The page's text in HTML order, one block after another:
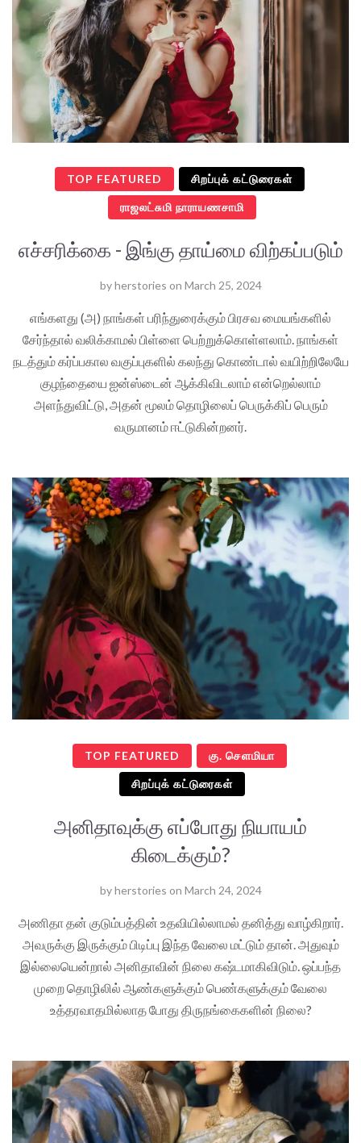
TOP FEATURED சிறப்புக் கட்டுரைகள்
ராஜலட்சுமி நாராயணசாமி
எச்சரிக்கை - இங்கு தாய்மை விற்கப்படும்
byherstories on March 25, 2024
எங்களது (அ) நாங்கள் பரிந்துரைக்கும் பிரசவ மையங்களில்
சேர்ந்தால் வலிக்காமல் பிள்ளை பெற்றுக்கொள்ளலாம். நாங்கள்
நடத்தும் கர்ப்பகால வகுப்புகளில் கலந்து கொண்டால் வயிற்றிலேயே
குழந்தையை ஐன்ஸ்டைன் ஆக்கிவிடலாம் என்றெல்லாம்
அளந்துவிட்டு, அதன் மூலம் தொழிலைப் பெருக்கிப் பெரும்
வருமானம் ஈட்டுகின்றனர்.
TOP FEATURED கு. செளமியா
சிறப்புக் கட்டுரைகள்
அனிதாவுக்கு எப்போது நியாயம்
கிடைக்கும்?
byherstories on March 24, 2024
அணிதா தன் குடும்பத்தின் உதவியில்லாமல் தனித்து வாழ்கிறார்.
அவருக்கு இருக்கும் பிடிப்பு இந்த வேலை மட்டும் தான். அதுவும்
இல்லையென்றால் அனிதாவின் நிலை கஷ்டமாகிவிடும். ஒப்பந்த
முறை தொழிலில் ஆண்களுக்கும் பெண்களுக்கும் வேலை
உத்தரவாதமில்லாத போது திருநங்கைகளின் நிலை?